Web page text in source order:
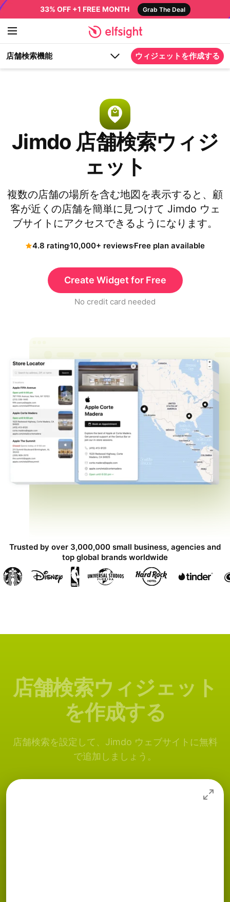
33% OFF +1 FREE MONTH Grab The Deal
店舗検索機能 ウィジェットを作成する
Jimdo 店舗検索ウィジ
ェット
複数の店舗の場所を含む地図を表示すると、顧
客が近くの店舗を簡単に見つけて Jimdo ウェ
ブサイトにアクセスできるようになります。
4.8 rating10,000+ reviewsFree plan available
Create Widget for Free
No credit card needed
Trusted by over 3,000,000 small business, agencies and
top global brands worldwide
店舗検索ウィジェット
を作成する
店舗検索を設定して、Jimdo ウェブサイトに無料
で追加しましょう。